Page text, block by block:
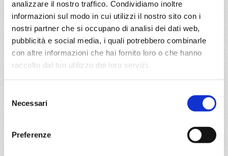
analizzare il nostro traffico. Condividiamo inoltre
informazioni sul modo in cui utilizzi il nostro sito con i
nostri partner che si occupano di analisi dei dati web,
pubblicità e social media, i quali potrebbero combinarle
con altre informazioni che hai fornito loro o che hanno
raccolto dal tuo utilizzo dei loro servizi.
delNecessari
Preferenze
DETTAGLI
17/09/2026